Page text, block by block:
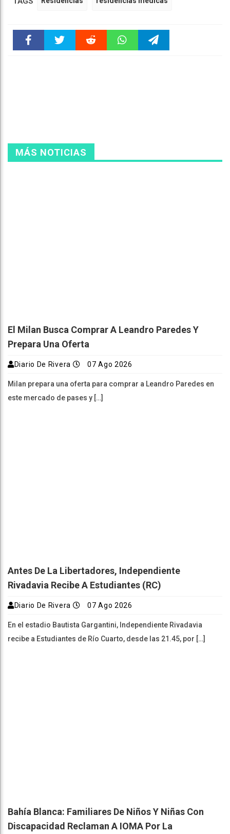
MÁS NOTICIAS
El Milan Busca Comprar A Leandro Paredes Y
Prepara Una Oferta
Diario De Rivera 07 Ago 2026
Milan prepara una oferta para comprar a Leandro Paredes en
este mercado de pases y […]
Antes De La Libertadores, Independiente
Rivadavia Recibe A Estudiantes (RC)
Diario De Rivera 07 Ago 2026
En el estadio Bautista Gargantini, Independiente Rivadavia
recibe a Estudiantes de Río Cuarto, desde las 21.45, por […]
Bahía Blanca: Familiares De Niños Y Niñas Con
Discapacidad Reclaman A IOMA Por La